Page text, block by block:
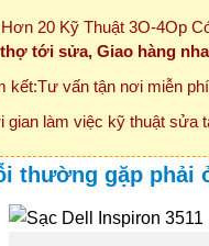
20 Kỹ Thuật 3O-4Op
tới sửa, Giao hàng
kết:Tư vấn tận nơi miễn
gian làm việc kỹ thuật sửa
thường gặp phải